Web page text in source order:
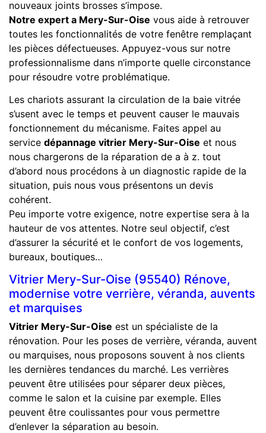
nouveaux joints brosses s’impose.
Notre expert a Mery-Sur-Oise vous aide à retrouver
toutes les fonctionnalités de votre fenêtre remplaçant
les pièces défectueuses. Appuyez-vous sur notre
professionnalisme dans n’importe quelle circonstance
pour résoudre votre problématique.
Les chariots assurant la circulation de la baie vitrée
s’usent avec le temps et peuvent causer le mauvais
fonctionnement du mécanisme. Faites appel au
service dépannage vitrier Mery-Sur-Oise et nous
nous chargerons de la réparation de a à z. tout
d’abord nous procédons à un diagnostic rapide de la
situation, puis nous vous présentons un devis
cohérent.
Peu importe votre exigence, notre expertise sera à la
hauteur de vos attentes. Notre seul objectif, c’est
d’assurer la sécurité et le confort de vos logements,
bureaux, boutiques…
Vitrier Mery-Sur-Oise (95540) Rénove,
modernise votre verrière, véranda, auvents
et marquises
Vitrier Mery-Sur-Oise est un spécialiste de la
rénovation. Pour les poses de verrière, véranda, auvent
ou marquises, nous proposons souvent à nos clients
les dernières tendances du marché. Les verrières
peuvent être utilisées pour séparer deux pièces,
comme le salon et la cuisine par exemple. Elles
peuvent être coulissantes pour vous permettre
d’enlever la séparation au besoin.